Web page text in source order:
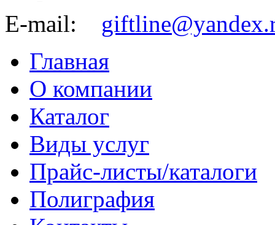
E-mail:
Главная
О компании
Каталог
Виды услуг
Прайс-листы/каталоги
Полиграфия